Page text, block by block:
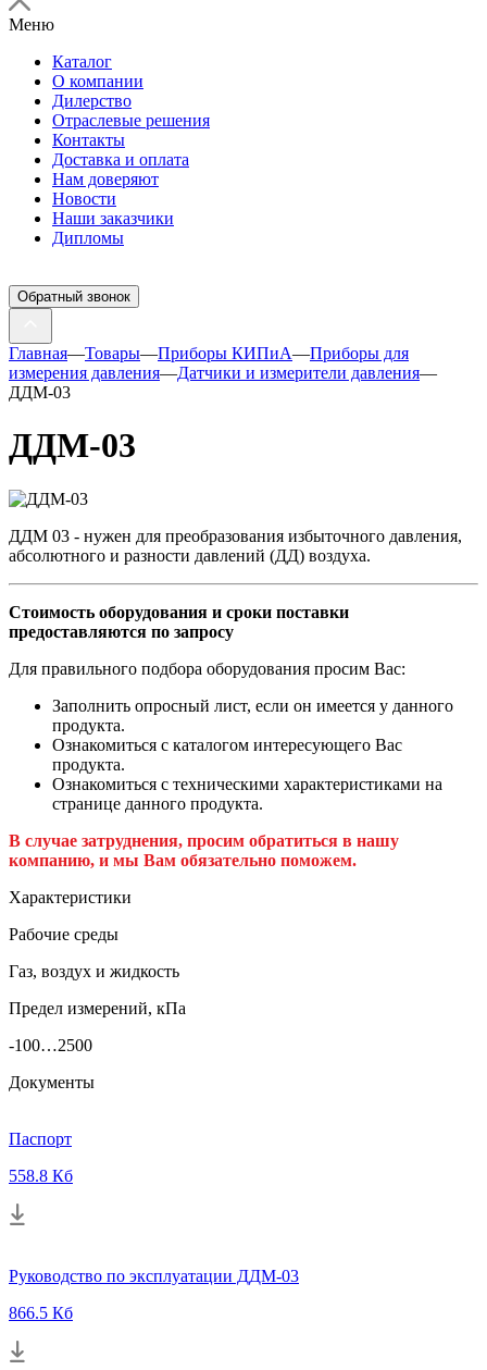
Меню
Каталог
О компании
Дилерство
Отраслевые решения
Контакты
Доставка и оплата
Нам доверяют
Новости
Наши заказчики
Дипломы
Обратный звонок
Главная—Товары—Приборы КИПиА—Приборы для
измерения давления—Датчики и измерители давления—
ДДМ-03
ДДМ-03
ДДМ 03 - нужен для преобразования избыточного давления,
абсолютного и разности давлений (ДД) воздуха.
Стоимость оборудования и сроки поставки
предоставляются по запросу
Для правильного подбора оборудования просим Вас:
Заполнить опросный лист, если он имеется у данного
продукта.
Ознакомиться с каталогом интересующего Вас
продукта.
Ознакомиться с техническими характеристиками на
странице данного продукта.
В случае затруднения, просим обратиться в нашу
компанию, и мы Вам обязательно поможем.
Характеристики
Рабочие среды
Газ, воздух и жидкость
Предел измерений, кПа
-100…2500
Документы
Паспорт
558.8 Кб
Руководство по эксплуатации ДДМ-03
866.5 Кб